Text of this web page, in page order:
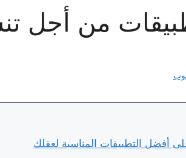
من أجل
أفضل التطبيقات المناسبة لعقلك